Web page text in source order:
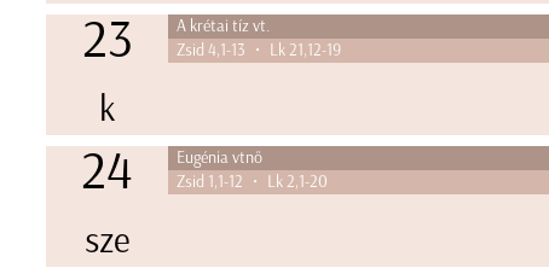
23
k
A krétai tíz vt.
Zsid 4,1-13 • Lk 21,12-19
24
sze
Eugénia vtnő
Zsid 1,1-12 • Lk 2,1-20